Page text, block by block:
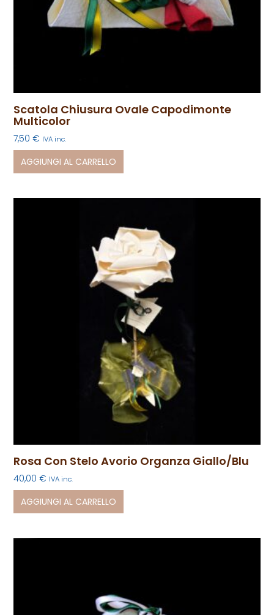
Scatola Chiusura Ovale Capodimonte
Multicolor
7,50€ IVA inc.
AGGIUNGI AL CARRELLO
Rosa Con Stelo Avorio Organza Giallo/blu
40,00€ IVA inc.
AGGIUNGI AL CARRELLO